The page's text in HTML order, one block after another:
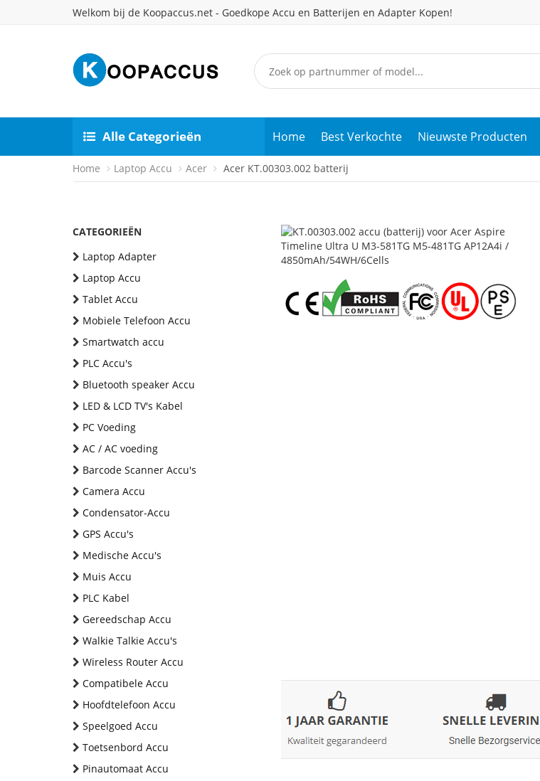
Welkom bij de Koopaccus.net - Goedkope Accu en Batterijen en Adapter Kopen!
Alle Categorieën Home Best Verkochte Nieuwste Producten
Home Laptop Accu Acer Acer KT.00303.002 batterij
CATEGORIEËN
Laptop Adapter
Laptop Accu
Tablet Accu
Mobiele Telefoon Accu
Smartwatch accu
PLC Accu's
Bluetooth speaker Accu
LED & LCD TV's Kabel
PC Voeding
AC / AC voeding
Barcode Scanner Accu's
Camera Accu
Condensator-Accu
GPS Accu's
Medische Accu's
Muis Accu
PLC Kabel
Gereedschap Accu
Walkie Talkie Accu's
Wireless Router Accu
Compatibele Accu
Hoofdtelefoon Accu
Speelgoed Accu
Toetsenbord Accu
Pinautomaat Accu